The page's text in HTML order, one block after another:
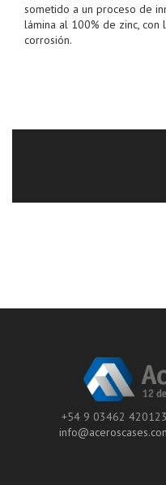
sometido a un proceso de
lámina al 100% de zinc,
corrosión.
+54 9 03462